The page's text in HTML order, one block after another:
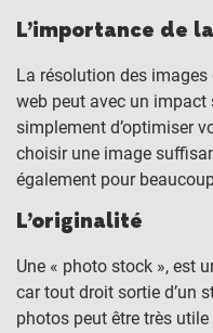
L’importance de
La résolution des
web peut avec un impact
simplement d’optimiser
choisir une image
également pour
L’originalité
Une « photo stock », est
car tout droit sortie d’un
photos peut être très